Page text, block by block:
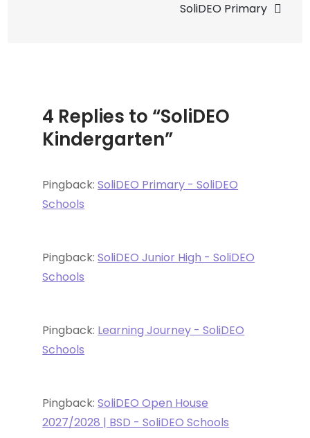
SoliDEO Primary
4 Replies to “SoliDEO
Kindergarten”
Pingback:SoliDEO Primary - SoliDEO
Schools
Pingback:SoliDEO Junior High - SoliDEO
Schools
Pingback: Learning Journey - SoliDEO
Schools
Pingback:SoliDEO Open House
2027/2028 | BSD - SoliDEO Schools